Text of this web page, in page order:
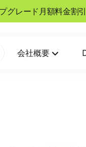
グレード月額料金割
会社概要